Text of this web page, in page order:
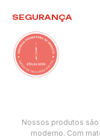
SEGURANÇA
Nossos produtos
moderno. Com